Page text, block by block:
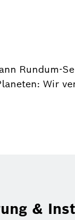
Rundum-
Wir
&